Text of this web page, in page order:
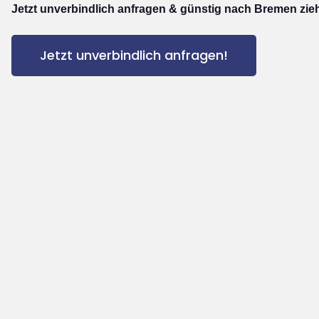
Jetzt unverbindlich anfragen & günstig nach Bremen
Jetzt unverbindlich anfragen!